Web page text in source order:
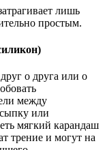
лишь
простым.
о друга или о
между
или
мягкий карандаш
трение и могут на